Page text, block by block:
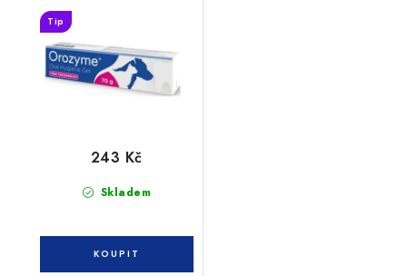
Tip
Skladem
243 Kč